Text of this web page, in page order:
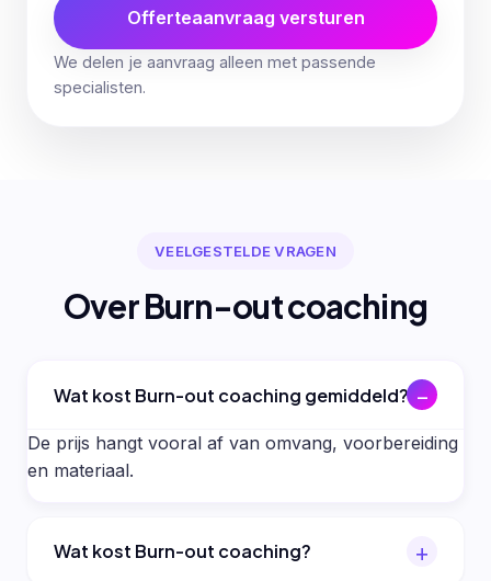
Offerteaanvraag versturen
We delen je aanvraag alleen met passende
specialisten.
VEELGESTELDE VRAGEN
Over Burn-out coaching
Wat kost Burn-out coaching gemiddeld?
De prijs hangt vooral af van omvang, voorbereiding
en materiaal.
Wat kost Burn-out coaching?